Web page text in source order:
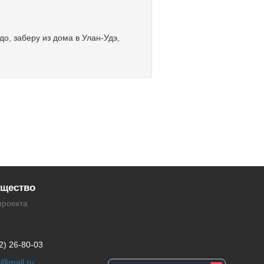
заберу из дома в Улан-Удэ,
26-80-03